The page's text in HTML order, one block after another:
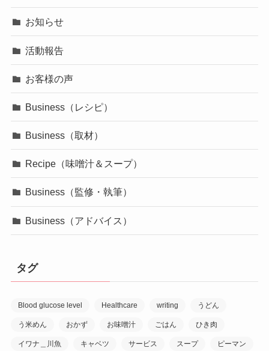
お知らせ
活動報告
お客様の声
Business（レシピ）
Business（取材）
Recipe（味噌汁＆スープ）
Business（監修・執筆）
Business（アドバイス）
タグ
Blood glucose level Healthcare writing うどん
う米めん おかず お味噌汁 ごはん ひき肉
イワナ＿川魚 キャベツ サービス スープ ピーマン